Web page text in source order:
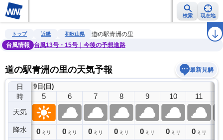
検索 現在地
雨雲レーダー 台風情報 地震情報 警報・注意報 ラ
トップ 近畿 和歌山県
道の駅青洲の里
台風情報
台風13号・15号｜今後の予想進路
道の駅青洲の里の天気予報 最新見解
日
時
天気
降水
9日(日)
4
0ミリ
5
0 ミリ
6
0 ミリ
7
0 ミリ
8
0 ミリ
9
0 ミリ
10
0 ミリ
11
0 ミリ